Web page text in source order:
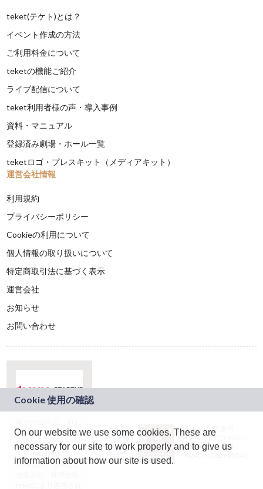
teket(テケト)とは？
イベント作成の方法
ご利用料金について
teketの機能ご紹介
ライブ配信について
teket利用者様の声・導入事例
資料・マニュアル
登録済み劇場・ホール一覧
teketロゴ・プレスキット（メディアキット）
運営会社情報
利用規約
プライバシーポリシー
Cookieの利用について
個人情報の取り扱いについて
特定商取引法に基づく表示
運営会社
お知らせ
お問い合わせ
ドコモグループの新
規事業創出プログラ
ム「docomo
STARTUP」を通じて
JASRAC許諾番号：
9024936001Y45037
JASRAC許諾番号：
On our website we use some cookies. These are
necessary for our site to work properly and to give us
information about how our site is used.